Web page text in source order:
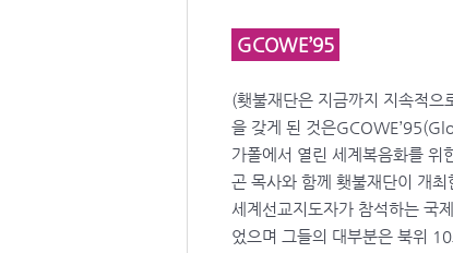
GCOWE’95
(횃불재단은 지금까지 지속적
을 갖게 된 것은
가폴에서 열린 세계복음화를 위
곤 목사와 함께 횃불재단이 개
세계선교지도자가 참석하는 국
었으며 그들의 대부분은 북위